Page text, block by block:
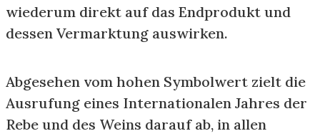
wiederum direkt auf das Endprodukt und
dessen Vermarktung auswirken.
Abgesehen vom hohen Symbolwert zielt die
Ausrufung eines Internationalen Jahres der
Rebe und des Weins darauf ab, in allen